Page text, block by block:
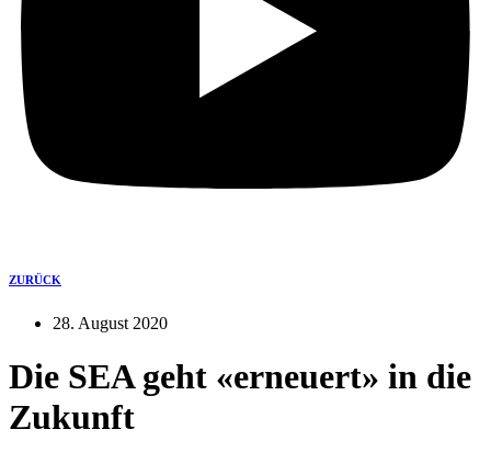
ZURÜCK
28. August 2020
Die SEA geht «erneuert» in die
Zukunft